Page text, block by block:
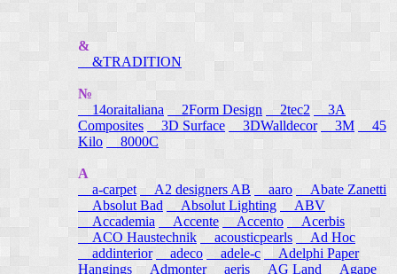
&
&TRADITION
№
14oraitaliana
2Form Design 2tec2
3A
Composites
3D Surface 3DWalldecor 3M
45
Kilo
8000C
A
a-carpet
A2 designers AB aaro
Abate Zanetti
Absolut Bad
Absolut Lighting
ABV
Accademia
Accente Accento
Acerbis
ACO Haustechnik
acousticpearls
Ad Hoc
addinterior
adeco adele-c
Adelphi Paper
Hangings Admonter aeris AG Land Agape